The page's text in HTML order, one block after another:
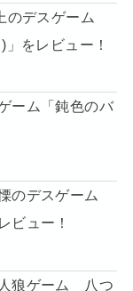
のデスゲーム
」をレビュー！
ーム「鈍色のバ
のデスゲーム
ビュー！
狼ゲーム 八つ